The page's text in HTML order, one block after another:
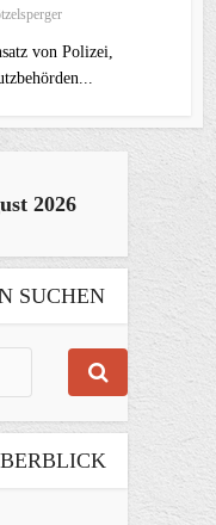
von Polizei,
2026
SUCHEN